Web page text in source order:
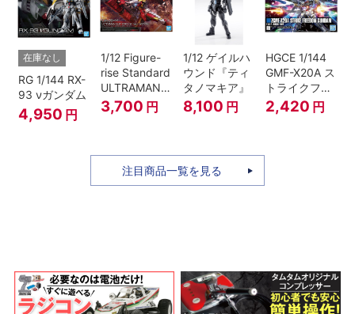
在庫なし
RG 1/144 RX-
93 νガンダム
4,950 円
1/12 Figure-
rise Standard
ULTRAMAN
SUIT ZERO
〈SC仕様〉
3,700 円
1/12 ゲイルハ
ウンド『ティ
タノマキア』
8,100 円
HGCE 1/144
GMF-X20A ス
トライクフリ
ーダムガンダ
ム
2,420 円
注目商品一覧を見る